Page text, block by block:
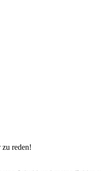
zu reden!